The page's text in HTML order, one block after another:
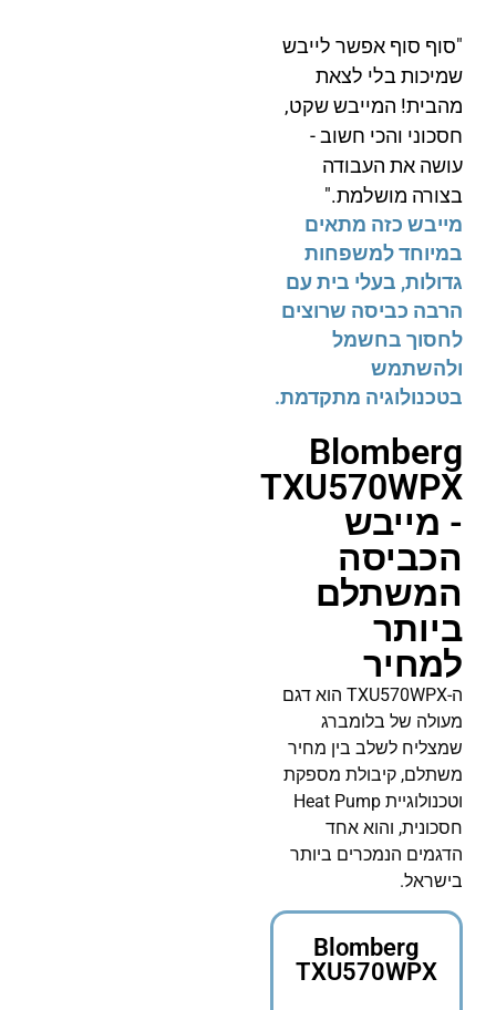
"סוף סוף אפשר לייבש
שמיכות בלי לצאת
מהבית! המייבש שקט,
חסכוני והכי חשוב -
עושה את העבודה
בצורה מושלמת."
מייבש כזה מתאים
במיוחד למשפחות
גדולות, בעלי בית עם
הרבה כביסה שרוצים
לחסוך בחשמל
ולהשתמש
בטכנולוגיה מתקדמת.
Blomberg
TXU570WPX
- מייבש
הכביסה
המשתלם
ביותר
למחיר
ה-TXU570WPX הוא דגם
מעולה של בלומברג
שמצליח לשלב בין מחיר
משתלם, קיבולת מספקת
וטכנולוגיית Heat Pump
חסכונית, והוא אחד
הדגמים הנמכרים ביותר
בישראל.
Blomberg
TXU570WPX